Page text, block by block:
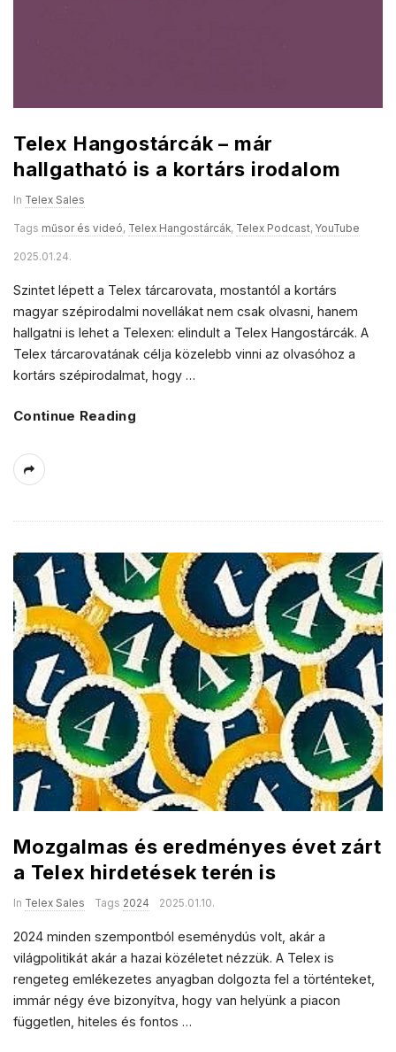
Telex Hangostárcák – már
hallgatható is a kortárs irodalom
In Telex Sales
Tags műsor és videó, Telex Hangostárcák, Telex Podcast, YouTube
2025.01.24.
Szintet lépett a Telex tárcarovata, mostantól a kortárs
magyar szépirodalmi novellákat nem csak olvasni, hanem
hallgatni is lehet a Telexen: elindult a Telex Hangostárcák. A
Telex tárcarovatának célja közelebb vinni az olvasóhoz a
kortárs szépirodalmat, hogy …
Continue Reading
Mozgalmas és eredményes évet zárt
a Telex hirdetések terén is
In Telex Sales Tags 2024 2025.01.10.
2024 minden szempontból eseménydús volt, akár a
világpolitikát akár a hazai közéletet nézzük. A Telex is
rengeteg emlékezetes anyagban dolgozta fel a történteket,
immár négy éve bizonyítva, hogy van helyünk a piacon
független, hiteles és fontos …